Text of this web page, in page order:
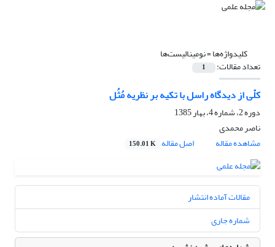
کلیدواژه‌ها =نومینالیست‌ها
تعداد مقالات: 1
کلّی از دیدگاه راسل با تکیه بر نظریه مُثُل
دوره 2، شماره 4، بهار 1385
ناصر محمدی
مشاهده مقاله
اصل مقاله 150.01 K
مقالات آماده انتشار
شماره جاری